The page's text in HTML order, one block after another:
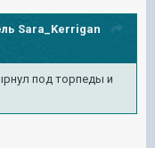
Sara_Kerrigan
под торпеды и